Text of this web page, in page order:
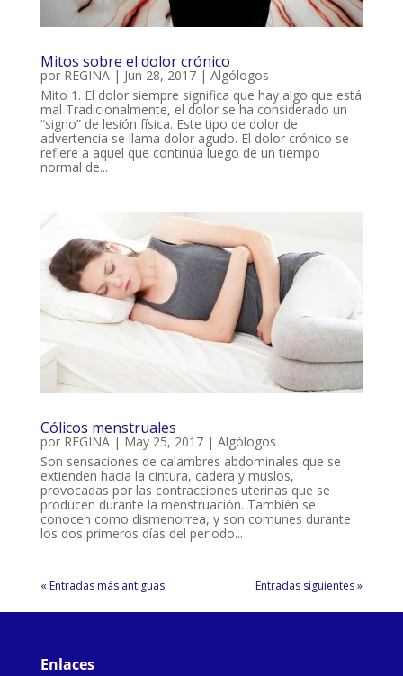
Mitos sobre el dolor crónico
por REGINA| Jun 28, 2017| Algólogos
Mito 1. El dolor siempre significa que hay algo que está
mal Tradicionalmente, el dolor se ha considerado un
“signo” de lesión física. Este tipo de dolor de
advertencia se llama dolor agudo. El dolor crónico se
refiere a aquel que continúa luego de un tiempo
normal de...
Cólicos menstruales
por REGINA| May 25, 2017| Algólogos
Son sensaciones de calambres abdominales que se
extienden hacia la cintura, cadera y muslos,
provocadas por las contracciones uterinas que se
producen durante la menstruación. También se
conocen como dismenorrea, y son comunes durante
los dos primeros días del periodo...
« Entradas más antiguas Entradas siguientes »
Enlaces